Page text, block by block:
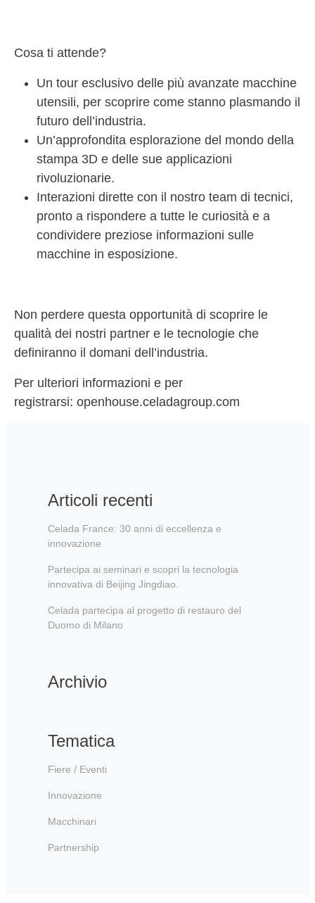
Cosa ti attende?
Un tour esclusivo delle più avanzate macchine
utensili, per scoprire come stanno plasmando il
futuro dell’industria.
Un’approfondita esplorazione del mondo della
stampa 3D e delle sue applicazioni
rivoluzionarie.
Interazioni dirette con il nostro team di tecnici,
pronto a rispondere a tutte le curiosità e a
condividere preziose informazioni sulle
macchine in esposizione.
Non perdere questa opportunità di scoprire le
qualità dei nostri partner e le tecnologie che
definiranno il domani dell’industria.
Per ulteriori informazioni e per
registrarsi: openhouse.celadagroup.com
Articoli recenti
Celada France: 30 anni di eccellenza e
innovazione
Partecipa ai seminari e scopri la tecnologia
innovativa di Beijing Jingdiao.
Celada partecipa al progetto di restauro del
Duomo di Milano
Archivio
Tematica
Fiere / Eventi
Innovazione
Macchinari
Partnership